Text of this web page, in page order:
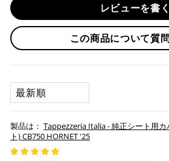
納期
作業納期については、お預かりしてか
せていただきますが、受付状況により
承諾
本サービスをご利用いただく場合、下
ただいたものとみなします。
納期について
お預かりするシートは間違いなく
ートで、加工をしていない
いつもの楽天IDとパスワードを使
いが可能です。
「お得」な楽天ペイをご利用くださ
※ 楽天ポイントが貯まるのは楽天
ト・楽天ペイ残高でのお支払いに
※ 現在楽天ペイでご使用頂けるク
Visa、Mastercard、JCBのみです。
１回のご注文で商品代金合計が
は、送料が無料となります。
※通常送料は¥770(税込)です。
ヤマト運輸になります。 配送会社の指
レビューを書く
この商品について質
SORT BY
Tappezzeria Italia - 純正シート用カ
ト) CB750 HORNET '25